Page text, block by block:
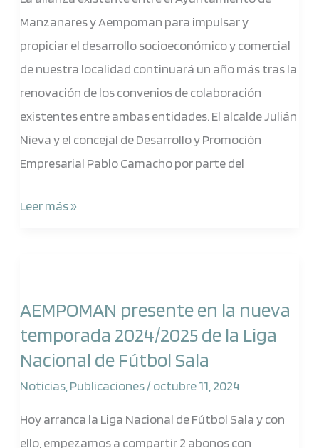
Manzanares y Aempoman para impulsar y
propiciar el desarrollo socioeconómico y comercial
de nuestra localidad continuará un año más tras la
renovación de los convenios de colaboración
existentes entre ambas entidades. El alcalde Julián
Nieva y el concejal de Desarrollo y Promoción
Empresarial Pablo Camacho por parte del
Leer más »
AEMPOMAN presente en la nueva
temporada 2024/2025 de la Liga
Nacional de Fútbol Sala
Noticias Publicaciones/octubre 11, 2024
Hoy arranca la Liga Nacional de Fútbol Sala y con
ello, empezamos a compartir 2 abonos con
en
la
nueva
temporada